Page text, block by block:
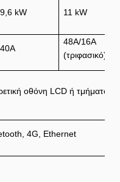
9,6 kW 11 kW
40Α
48A/16A
(τριφασικό)
οθόνη LCD ή τμήματος)
4G, Ethernet